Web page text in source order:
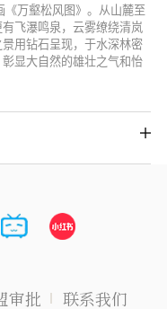
《万壑松风图》。从山麓至
飞瀑鸣泉，云雾缭绕清岚
用钻石呈现，于水深林密
显大自然的雄壮之气和怡
审批 联系我们